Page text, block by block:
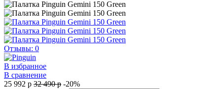
Отзывы: 0
В избранное
В сравнение
25 992 p 32 490 p -20%